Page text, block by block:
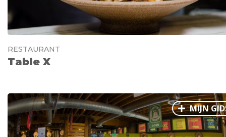
Rome Berlijn Mechelen Venetië
Florence
Dublin
Hong Kong München Wenen Budapest
Madrid
Vancouver
Alles bekijken
RESTAURANT
Table X
MIJN